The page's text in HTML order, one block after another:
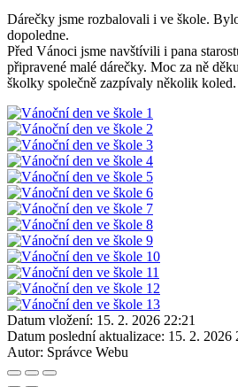
Dárečky jsme rozbalovali i ve škole.
dopoledne.
Před Vánoci jsme navštívili i pana
připravené malé dárečky. Moc za ně
školky společně zazpívaly několik koled.
Datum vložení: 15. 2. 2026 22:21
Datum poslední aktualizace: 15. 2. 2026
Autor: Správce Webu